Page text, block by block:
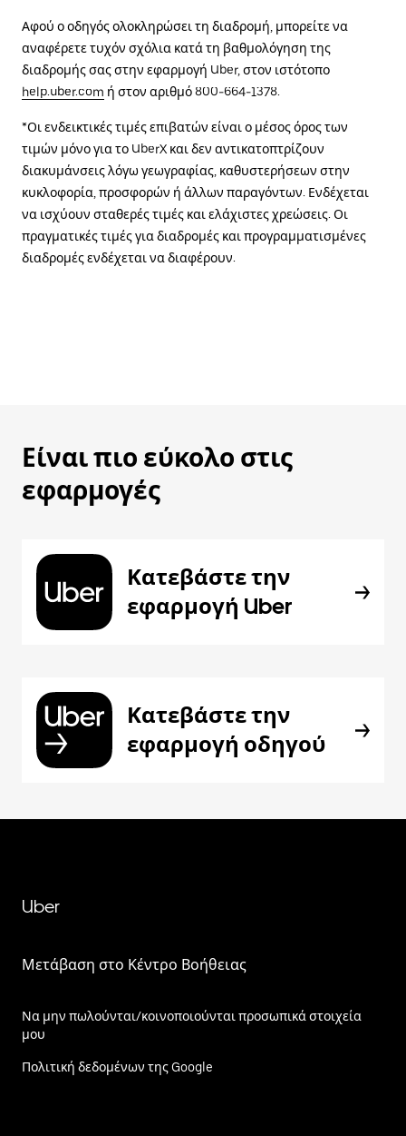
Αφού ο οδηγός ολοκληρώσει τη διαδρομή, μπορείτε να
αναφέρετε τυχόν σχόλια κατά τη βαθμολόγηση της
διαδρομής σας στην εφαρμογή Uber, στον ιστότοπο
help.uber.com ή στον αριθμό 800-664-1378.
*Οι ενδεικτικές τιμές επιβατών είναι ο μέσος όρος των
τιμών μόνο για το UberX και δεν αντικατοπτρίζουν
διακυμάνσεις λόγω γεωγραφίας, καθυστερήσεων στην
κυκλοφορία, προσφορών ή άλλων παραγόντων. Ενδέχεται
να ισχύουν σταθερές τιμές και ελάχιστες χρεώσεις. Οι
πραγματικές τιμές για διαδρομές και προγραμματισμένες
διαδρομές ενδέχεται να διαφέρουν.
Είναι πιο εύκολο στις
εφαρμογές
Κατεβάστε την
εφαρμογή Uber
Κατεβάστε την
εφαρμογή οδηγού
Uber
Μετάβαση στο Κέντρο Βοήθειας
Να μην πωλούνται/κοινοποιούνται προσωπικά στοιχεία
μου
Πολιτική δεδομένων της Google